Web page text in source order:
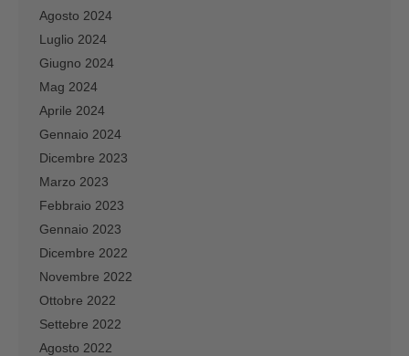
Agosto 2024
Luglio 2024
Giugno 2024
Mag 2024
Aprile 2024
Gennaio 2024
Dicembre 2023
Marzo 2023
Febbraio 2023
Gennaio 2023
Dicembre 2022
Novembre 2022
Ottobre 2022
Settebre 2022
Agosto 2022